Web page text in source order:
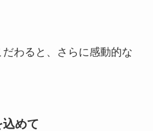
わると、さらに感動的な
めて